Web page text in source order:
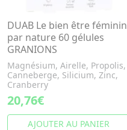
DUAB Le bien être féminin
par nature 60 gélules
GRANIONS
Magnésium, Airelle, Propolis,
Canneberge, Silicium, Zinc,
Cranberry
20,76€
AJOUTER AU PANIER